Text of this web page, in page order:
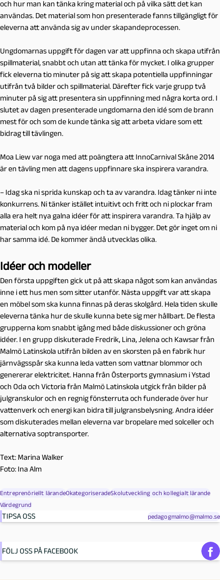
och hur man kan tänka kring material och på vilka sätt det kan
användas. Det material som hon presenterade fanns tillgängligt för
eleverna att använda sig av under skapandeprocessen.
Ungdomarnas uppgift för dagen var att uppfinna och skapa utifrån
spillmaterial, snabbt och utan att tänka för mycket. I olika grupper
fick eleverna tio minuter på sig att skapa potentiella uppfinningar
utifrån två bilder och spillmaterial. Därefter fick varje grupp två
minuter på sig att presentera sin uppfinning med några korta ord. I
slutet av dagen presenterade ungdomarna den idé som de brann
mest för och som de kunde tänka sig att arbeta vidare som ett
bidrag till tävlingen.
Moa Liew var noga med att poängtera att InnoCarnival Skåne 2014
är en tävling men att dagens uppfinnare ska inspirera varandra.
– Idag ska ni sprida kunskap och ta av varandra. Idag tänker ni inte
konkurrens. Ni tänker istället intuitivt och fritt och ni plockar fram
alla era helt nya galna idéer för att inspirera varandra. Ta hjälp av
material och kom på nya idéer medan ni bygger. Det gör inget om ni
har samma idé. De kommer ändå utvecklas olika.
Idéer och modeller
Den första uppgiften gick ut på att skapa något som kan användas
inne i ett hus men som sitter utanför. Nästa uppgift var att skapa
en möbel som ska kunna finnas på deras skolgård. Hela tiden skulle
eleverna tänka hur de skulle kunna bete sig mer hållbart. De flesta
grupperna kom snabbt igång med både diskussioner och gröna
idéer. I en grupp diskuterade Fredrik, Lina, Jelena och Kawsar från
Malmö Latinskola utifrån bilden av en skorsten på en fabrik hur
järnvägsspår ska kunna leda vatten som vattnar blommor och
genererar elektricitet. Hanna från Österports gymnasium i Ystad
och Oda och Victoria från Malmö Latinskola utgick från bilder på
julgranskulor och en regnig fönsterruta och funderade över hur
vattenverk och energi kan bidra till julgransbelysning. Andra idéer
som diskuterades mellan eleverna var bropelare med solceller och
alternativa soptransporter.
Text: Marina Walker
Foto: Ina Alm
Entreprenöriellt lärandeOkategoriseradeSkolutveckling och kollegialt lärande
Värdegrund
TIPSA OSS pedagogmalmo@malmo.se
FÖLJ OSS PÅ FACEBOOK